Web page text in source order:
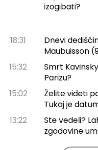
izogibati?
18:31
Dnevi
Maubuisson
15:32
Smrt
Parizu?
15:02
Želite videti
Tukaj je
13:22
Ste vedeli?
zgodovine